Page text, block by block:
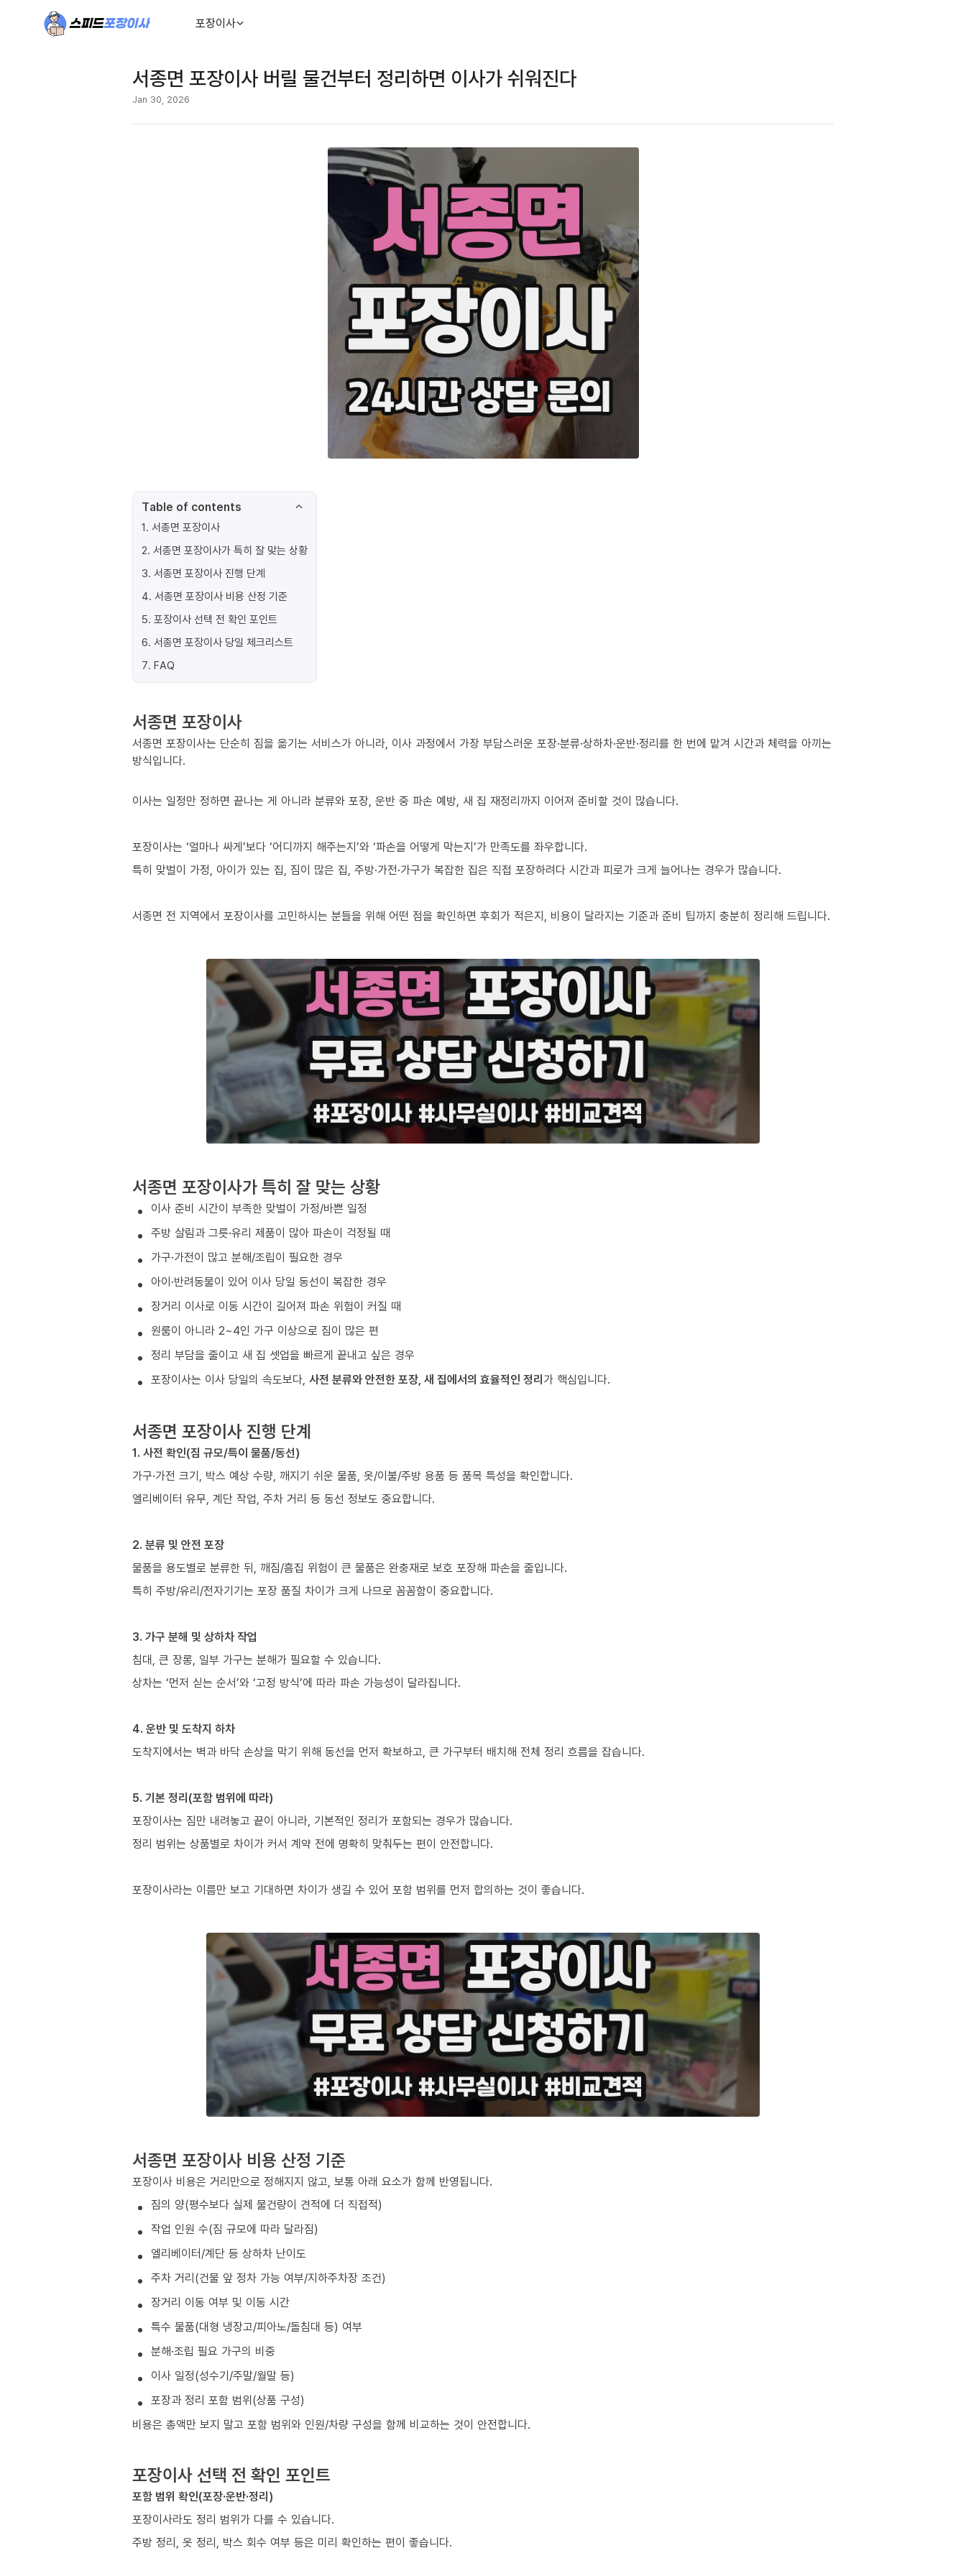
포장이사
서종면 포장이사 버릴 물건부터 정리하면 이사가 쉬워진다
Jan 30, 2026
Table of contents
1. 서종면 포장이사
2. 서종면 포장이사가 특히 잘 맞는 상황
3. 서종면 포장이사 진행 단계
4. 서종면 포장이사 비용 산정 기준
5. 포장이사 선택 전 확인 포인트
6. 서종면 포장이사 당일 체크리스트
7. FAQ
서종면 포장이사
서종면 포장이사는 단순히 짐을 옮기는 서비스가 아니라, 이사 과정에서 가장 부담스러운 포장·분류·상하차·운반·정리를 한 번에 맡겨 시간과 체력을 아끼는
방식입니다.
이사는 일정만 정하면 끝나는 게 아니라 분류와 포장, 운반 중 파손 예방, 새 집 재정리까지 이어져 준비할 것이 많습니다.
포장이사는 ‘얼마나 싸게’보다 ‘어디까지 해주는지’와 ‘파손을 어떻게 막는지’가 만족도를 좌우합니다.
특히 맞벌이 가정, 아이가 있는 집, 짐이 많은 집, 주방·가전·가구가 복잡한 집은 직접 포장하려다 시간과 피로가 크게 늘어나는 경우가 많습니다.
서종면 전 지역에서 포장이사를 고민하시는 분들을 위해 어떤 점을 확인하면 후회가 적은지, 비용이 달라지는 기준과 준비 팁까지 충분히 정리해 드립니다.
서종면 포장이사가 특히 잘 맞는 상황
이사 준비 시간이 부족한 맞벌이 가정/바쁜 일정
주방 살림과 그릇·유리 제품이 많아 파손이 걱정될 때
가구·가전이 많고 분해/조립이 필요한 경우
아이·반려동물이 있어 이사 당일 동선이 복잡한 경우
장거리 이사로 이동 시간이 길어져 파손 위험이 커질 때
원룸이 아니라 2~4인 가구 이상으로 짐이 많은 편
정리 부담을 줄이고 새 집 셋업을 빠르게 끝내고 싶은 경우
포장이사는 이사 당일의 속도보다, 사전 분류와 안전한 포장, 새 집에서의 효율적인 정리가 핵심입니다.
서종면 포장이사 진행 단계
1. 사전 확인(짐 규모/특이 물품/동선)
가구·가전 크기, 박스 예상 수량, 깨지기 쉬운 물품, 옷/이불/주방 용품 등 품목 특성을 확인합니다.
엘리베이터 유무, 계단 작업, 주차 거리 등 동선 정보도 중요합니다.
2. 분류 및 안전 포장
물품을 용도별로 분류한 뒤, 깨짐/흠집 위험이 큰 물품은 완충재로 보호 포장해 파손을 줄입니다.
특히 주방/유리/전자기기는 포장 품질 차이가 크게 나므로 꼼꼼함이 중요합니다.
3. 가구 분해 및 상하차 작업
침대, 큰 장롱, 일부 가구는 분해가 필요할 수 있습니다.
상차는 ‘먼저 싣는 순서’와 ‘고정 방식’에 따라 파손 가능성이 달라집니다.
4. 운반 및 도착지 하차
도착지에서는 벽과 바닥 손상을 막기 위해 동선을 먼저 확보하고, 큰 가구부터 배치해 전체 정리 흐름을 잡습니다.
5. 기본 정리(포함 범위에 따라)
포장이사는 짐만 내려놓고 끝이 아니라, 기본적인 정리가 포함되는 경우가 많습니다.
정리 범위는 상품별로 차이가 커서 계약 전에 명확히 맞춰두는 편이 안전합니다.
포장이사라는 이름만 보고 기대하면 차이가 생길 수 있어 포함 범위를 먼저 합의하는 것이 좋습니다.
서종면 포장이사 비용 산정 기준
포장이사 비용은 거리만으로 정해지지 않고, 보통 아래 요소가 함께 반영됩니다.
짐의 양(평수보다 실제 물건량이 견적에 더 직접적)
작업 인원 수(짐 규모에 따라 달라짐)
엘리베이터/계단 등 상하차 난이도
주차 거리(건물 앞 정차 가능 여부/지하주차장 조건)
장거리 이동 여부 및 이동 시간
특수 물품(대형 냉장고/피아노/돌침대 등) 여부
분해·조립 필요 가구의 비중
이사 일정(성수기/주말/월말 등)
포장과 정리 포함 범위(상품 구성)
비용은 총액만 보지 말고 포함 범위와 인원/차량 구성을 함께 비교하는 것이 안전합니다.
포장이사 선택 전 확인 포인트
포함 범위 확인(포장·운반·정리)
포장이사라도 정리 범위가 다를 수 있습니다.
주방 정리, 옷 정리, 박스 회수 여부 등은 미리 확인하는 편이 좋습니다.